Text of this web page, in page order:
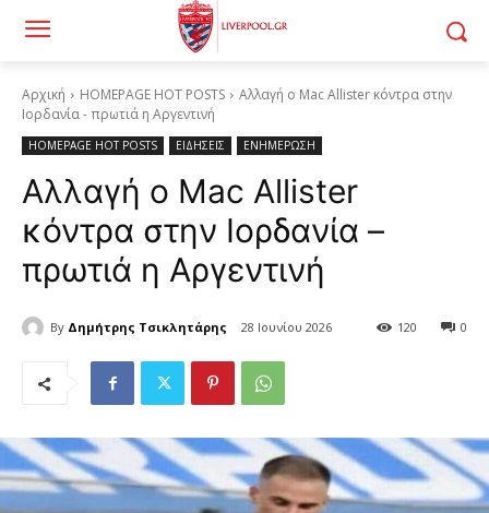
Αρχική HOMEPAGE HOT POSTS
Αλλαγή ο Mac Allister κόντρα στην
Ιορδανία - πρωτιά η Αργεντινή
HOMEPAGE HOT POSTS ΕΙΔΗΣΕΙΣ ΕΝΗΜΕΡΩΣΗ
Αλλαγή ο Mac Allister
κόντρα στην Ιορδανία –
πρωτιά η Αργεντινή
By Δημήτρης Τσικλητάρης 28 Ιουνίου 2026 0
120